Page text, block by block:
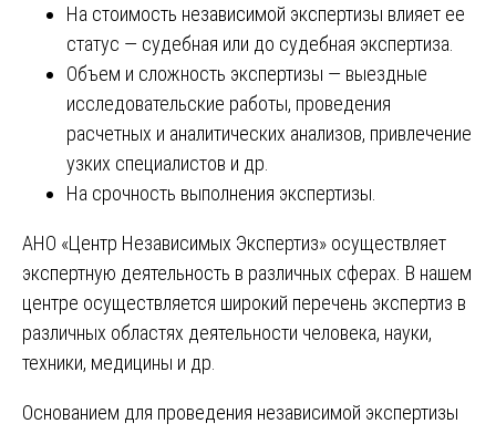
На стоимость независимой экспертизы влияет ее
статус ― судебная или до судебная экспертиза.
Объем и сложность экспертизы ― выездные
исследовательские работы, проведения
расчетных и аналитических анализов, привлечение
узких специалистов и др.
На срочность выполнения экспертизы.
АНО «Центр Независимых Экспертиз» осуществляет
экспертную деятельность в различных сферах. В нашем
центре осуществляется широкий перечень экспертиз в
различных областях деятельности человека, науки,
техники, медицины и др.
Основанием для проведения независимой экспертизы